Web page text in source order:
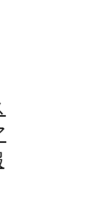
規定
ービスについて
リーグ2026/27シーズン試
3リーグ 2026/27シーズン
ティ
実店舗）